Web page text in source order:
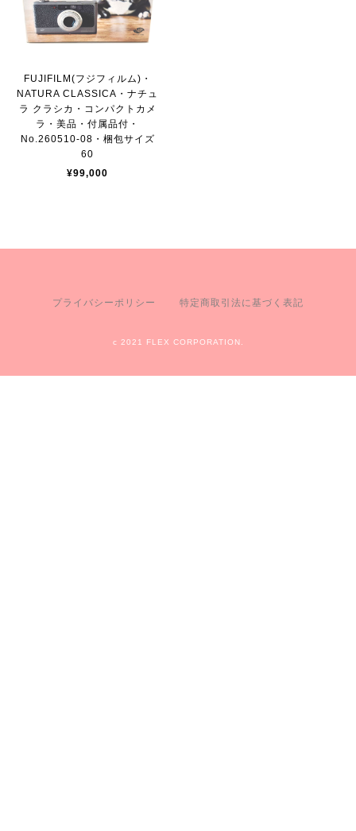
FUJIFILM(フジフィルム)・
NATURA CLASSICA・ナチュ
ラ クラシカ・コンパクトカメ
ラ・美品・付属品付・
No.260510-08・梱包サイズ
60
¥99,000
プライバシーポリシー 特定商取引法に基づく表記
c 2021 FLEX CORPORATION.